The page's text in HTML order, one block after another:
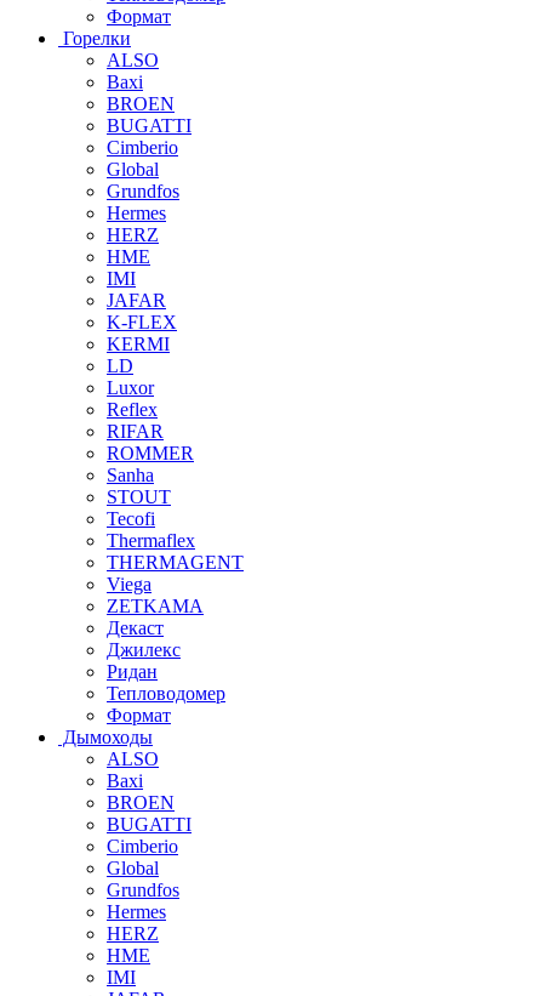
Формат
Горелки
ALSO
Baxi
BROEN
BUGATTI
Cimberio
Global
Grundfos
Hermes
HERZ
HME
IMI
JAFAR
K-FLEX
KERMI
LD
Luxor
Reflex
RIFAR
ROMMER
Sanha
STOUT
Tecofi
Thermaflex
THERMAGENT
Viega
ZETKAMA
Декаст
Джилекс
Ридан
Тепловодомер
Формат
Дымоходы
ALSO
Baxi
BROEN
BUGATTI
Cimberio
Global
Grundfos
Hermes
HERZ
HME
IMI